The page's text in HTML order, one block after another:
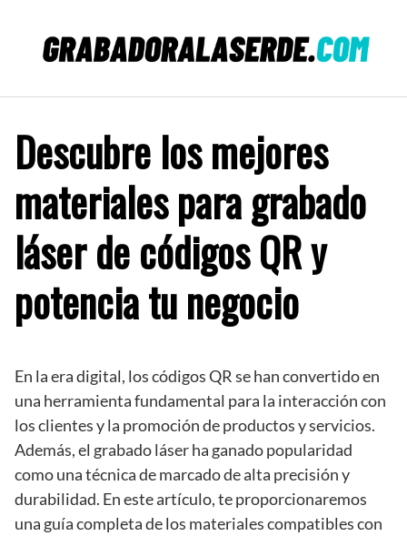
contenido
Descubre los mejores
materiales para grabado
láser de códigos QR y
potencia tu negocio
En la era digital, los códigos QR se han convertido en
una herramienta fundamental para la interacción con
los clientes y la promoción de productos y servicios.
Además, el grabado láser ha ganado popularidad
como una técnica de marcado de alta precisión y
durabilidad. En este artículo, te proporcionaremos
una guía completa de los materiales compatibles con